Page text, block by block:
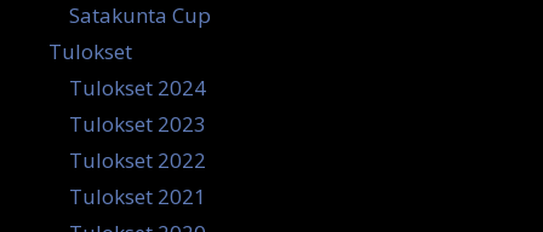
Satakunta Cup
Tulokset
Tulokset 2024
Tulokset 2023
Tulokset 2022
Tulokset 2021